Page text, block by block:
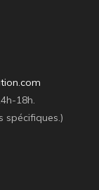
18h.
spécifiques.)